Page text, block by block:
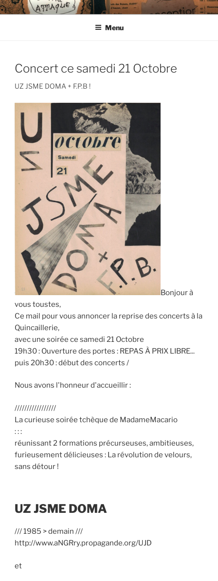
Aller
au
CIE LES ENDIMANCHÉS
Menu
Concert ce samedi 21 Octobre
UZ JSME DOMA + F.P.B !
Bonjour à
vous toustes,
Ce mail pour vous annoncer la reprise des concerts à la
Quincaillerie,
avec une soirée ce samedi 21 Octobre
19h30 : Ouverture des portes : REPAS À PRIX LIBRE...
puis 20h30 : début des concerts /
Nous avons l'honneur d'accueillir :
/////////////////
La curieuse soirée tchèque de MadameMacario
: : :
réunissant 2 formations précurseuses, ambitieuses,
furieusement délicieuses : La révolution de velours,
sans détour !
UZ JSME DOMA
/// 1985 > demain ///
http://www.aNGRry.propagande.org/UJD
et